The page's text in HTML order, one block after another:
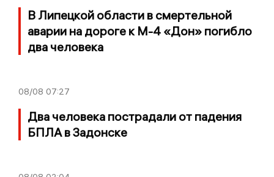
В Липецкой области в смертельной
аварии на дороге к М-4 «Дон» погибло
два человека
08/08 07:27
Два человека пострадали от падения
БПЛА в Задонске